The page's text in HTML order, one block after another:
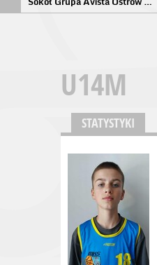
U14M
STATYSTYKI